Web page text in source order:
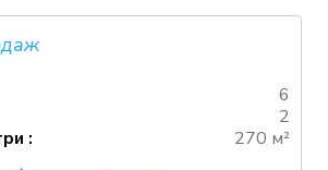
6
2
:
270 м²